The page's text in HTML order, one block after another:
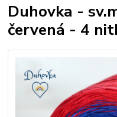
Duhovka -
červená - 4